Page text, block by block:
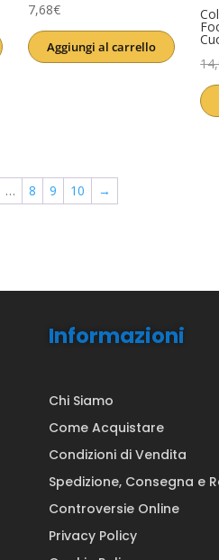
7,68€
Aggiungi al carrello
… 8 9 10 →
Informazioni
Chi Siamo
Come Acquistare
Condizioni di Vendita
Spedizione, Consegna e
Controversie Online
Privacy Policy